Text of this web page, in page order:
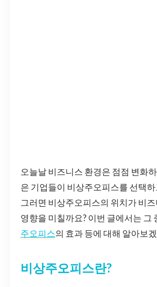
오늘날 비즈니스 환경은 점점 변화
은 기업들이 비상주오피스를 선택
그러면 비상주오피스의 위치가 비
영향을 미칠까요? 이번 글에서는 그
주오피스의 효과 등에 대해 알아보
비상주오피스란?